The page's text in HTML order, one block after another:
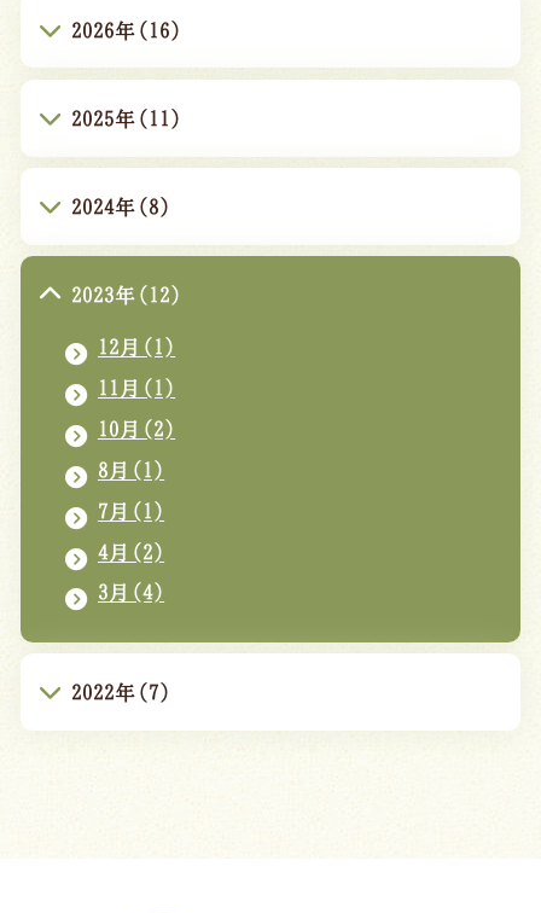
2026年(16)
2025年(11)
2024年(8)
2023年(12)
12月(1)
11月(1)
10月(2)
8月(1)
7月(1)
4月(2)
3月(4)
2022年(7)